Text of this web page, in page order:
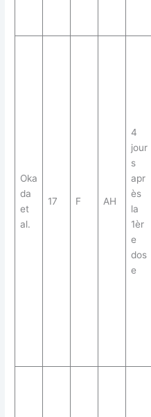
Oka
da
et
al.
17 F AH
4
jour
s
apr
ès
la
1èr
e
dos
e